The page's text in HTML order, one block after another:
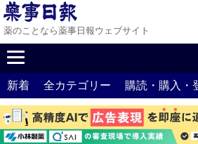
薬のことなら薬事日報ウェブサイト
新着 全カテゴリー 購読・購入・